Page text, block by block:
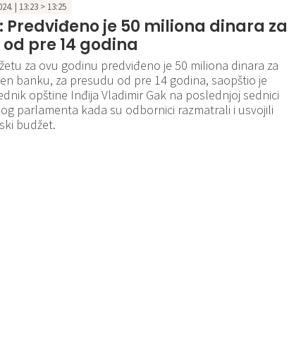
| 13:23 > 13:25
Predviđeno je 50 miliona dinara za
pre 14 godina
za ovu godinu predviđeno je 50 miliona dinara za
banku, za presudu od pre 14 godina, saopštio je
opštine Inđija Vladimir Gak na poslednjoj sednici
parlamenta kada su odbornici razmatrali i usvojili
budžet.